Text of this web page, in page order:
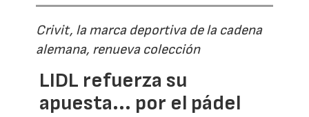
Crivit, la marca deportiva de la cadena
alemana, renueva colección
LIDL refuerza su
apuesta... por el pádel